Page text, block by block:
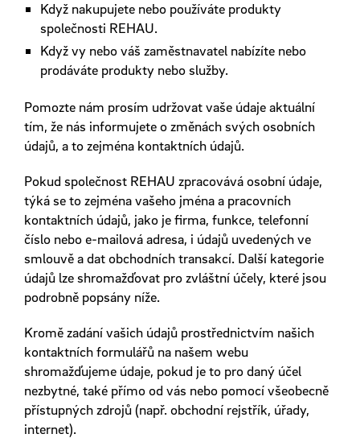
Když nakupujete nebo používáte produkty
společnosti REHAU.
Když vy nebo váš zaměstnavatel nabízíte nebo
prodáváte produkty nebo služby.
Pomozte nám prosím udržovat vaše údaje aktuální
tím, že nás informujete o změnách svých osobních
údajů, a to zejména kontaktních údajů.
Pokud společnost REHAU zpracovává osobní údaje,
týká se to zejména vašeho jména a pracovních
kontaktních údajů, jako je firma, funkce, telefonní
číslo nebo e-mailová adresa, i údajů uvedených ve
smlouvě a dat obchodních transakcí. Další kategorie
údajů lze shromažďovat pro zvláštní účely, které jsou
podrobně popsány níže.
Kromě zadání vašich údajů prostřednictvím našich
kontaktních formulářů na našem webu
shromažďujeme údaje, pokud je to pro daný účel
nezbytné, také přímo od vás nebo pomocí všeobecně
přístupných zdrojů (např. obchodní rejstřík, úřady,
internet).